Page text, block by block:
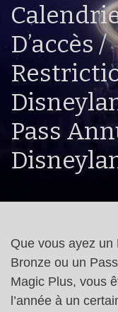
D’accès /
Pass
Que vous ayez un
Bronze ou un
Magic Plus, vous
l’année à un